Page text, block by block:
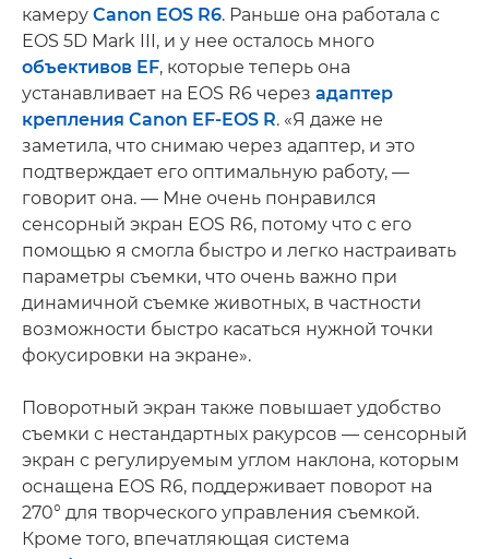
камеру Canon EOS R6. Раньше она работала с
EOS 5D Mark III, и у нее осталось много
объективов EF, которые теперь она
устанавливает на EOS R6 через адаптер
крепления Canon EF-EOS R. «Я даже не
заметила, что снимаю через адаптер, и это
подтверждает его оптимальную работу, —
говорит она. — Мне очень понравился
сенсорный экран EOS R6, потому что с его
помощью я смогла быстро и легко настраивать
параметры съемки, что очень важно при
динамичной съемке животных, в частности
возможности быстро касаться нужной точки
фокусировки на экране».
Поворотный экран также повышает удобство
съемки с нестандартных ракурсов — сенсорный
экран с регулируемым углом наклона, которым
оснащена EOS R6, поддерживает поворот на
270° для творческого управления съемкой.
Кроме того, впечатляющая система